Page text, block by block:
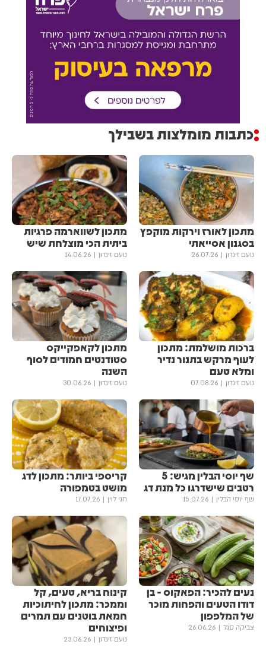
כתבות מומלצות בשבילך
מתכון לאורז וירקות מוקפץ
בסגנון אסייאתי
נועם זיגדון 26.07.26
מתכון לשווארמה פרגיות
ביתית הכי מוצלחת שיש
נועם זיגדון 14.06.26
ברכות מושלמת: מתכון
לעוף מרקש בתנור נדיר
ומלא טעם
נועם זיגדון 07.08.26
מתכון לקאפקייקס
סטודנטים חמודים לסוף
השנה
נועם זיגדון 30.06.26
שף יוסי הבלין מגיש: 5
רטבים שישדרגו כל מנת דג
שף יוסי הבלין 15.07.26
קריספי ביותר: מתכון לדג
מושט בטמפורה
חני לוין 17.07.26
נעים להכיר: הפאקוס - בן
דודו הטעים והפחות מוכר
של המלפפון
צביקה סגל 26.06.26
קינוח בריא, טעים, קל
וממכר: מתכון לחיתוכיות
חמאת בוטנים עם תמרים
ופיצוחים
נועם זיגדון 23.06.26